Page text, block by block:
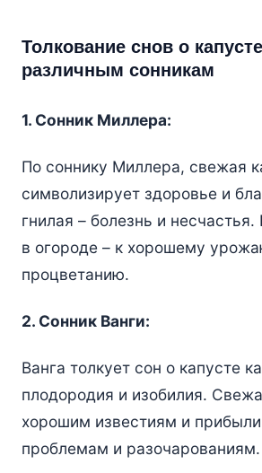
Толкование снов о
различным сонникам
1. Сонник Миллера:
По соннику Миллера, свежая
символизирует здоровье и
гнилая – болезнь и несчастья.
в огороде – к хорошему
процветанию.
2. Сонник Ванги:
Ванга толкует сон о капусте
плодородия и изобилия.
хорошим известиям и
проблемам и разочарованиям.